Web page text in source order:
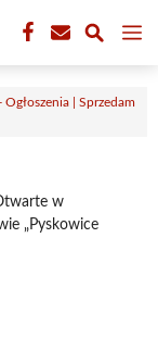
Ogłoszenia | Sprzedam
w
„Pyskowice